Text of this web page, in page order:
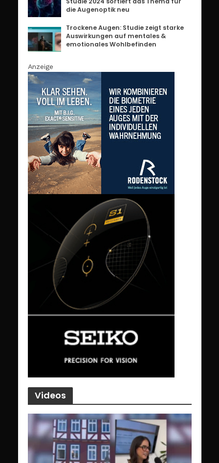
die Augenoptik neu
Trockene Augen: Studie zeigt starke
Auswirkungen auf mentales &
emotionales Wohlbefinden
Anzeige
Videos